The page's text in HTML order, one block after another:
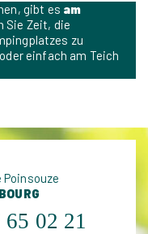
gibt es am
Sie Zeit, die
zu
einfach am Teich
Poinsouze
02 21